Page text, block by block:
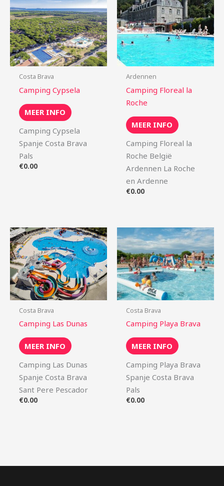
Costa Brava
Camping Cypsela
MEER INFO
Camping Cypsela
Spanje Costa Brava
Pals
€0.00
Ardennen
Camping Floreal la
Roche
MEER INFO
Camping Floreal la
Roche België
Ardennen La Roche
en Ardenne
€0.00
Costa Brava
Camping Las Dunas
MEER INFO
Camping Las Dunas
Spanje Costa Brava
Sant Pere Pescador
€0.00
Costa Brava
Camping Playa Brava
MEER INFO
Camping Playa Brava
Spanje Costa Brava
Pals
€0.00